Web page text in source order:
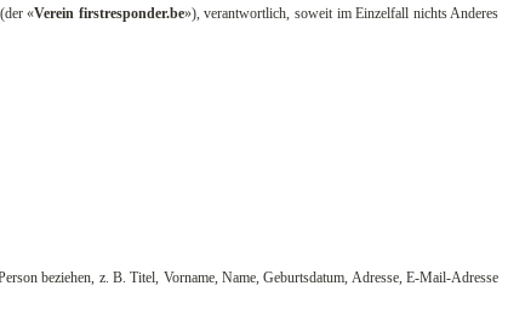
(der «Verein firstresponder.be»), verantwortlich, soweit im Einzelfall nichts Anderes
beziehen, z. B. Titel, Vorname, Name, Geburtsdatum, Adresse, E-Mail-Adresse